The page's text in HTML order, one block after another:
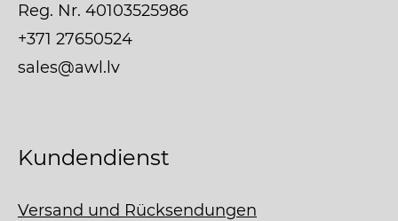
Reg. Nr. 40103525986
+371 27650524
sales@awl.lv
Kundendienst
Versand und Rücksendungen